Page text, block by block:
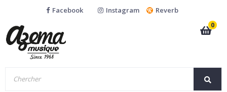
Facebook Instagram
Reverb
0